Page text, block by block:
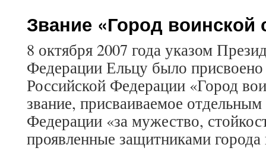
Звание «Город воинской
8 октября 2007 года указом
Федерации Ельцу было присвоено
Российской Федерации «Город
звание, присваиваемое
Федерации «за мужество,
проявленные защитниками